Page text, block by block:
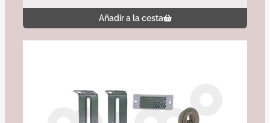
Añadir a la cesta